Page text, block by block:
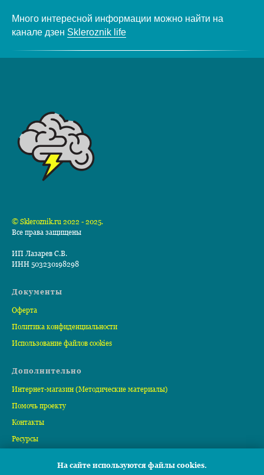
Много интересной информации можно найти на
канале дзен Skleroznik life
© Skleroznik.ru 2022 - 2025.
Все права защищены
ИП Лазарев С.В.
ИНН 503230198298
Документы
Оферта
Политика конфиденциальности
Использование файлов cookies
Дополнительно
Интернет-магазин (Методические материалы)
Помочь проекту
Контакты
Ресурсы
На сайте используются файлы cookies.